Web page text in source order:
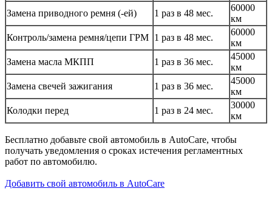
Замена приводного ремня (-ей)
1 раз в 48 мес.
60000
км
Контроль/замена ремня/цепи ГРМ 1 раз в 48 мес.
60000
км
Замена масла МКПП
1 раз в 36 мес.
45000
км
Замена свечей зажигания
1 раз в 36 мес.
45000
км
Колодки перед
1 раз в 24 мес.
30000
км
Бесплатно добавьте свой автомобиль в AutoCare, чтобы
получать уведомления о сроках истечения регламентных
работ по автомобилю.
Добавить свой автомобиль в AutoCare